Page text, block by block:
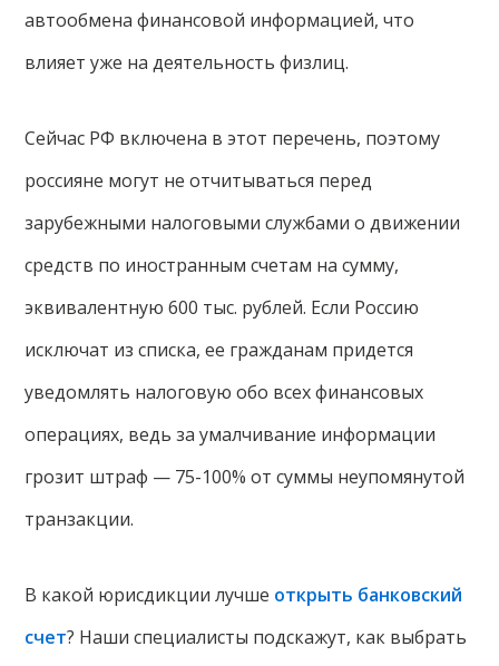
автообмена финансовой информацией, что
влияет уже на деятельность физлиц.
Сейчас РФ включена в этот перечень, поэтому
россияне могут не отчитываться перед
зарубежными налоговыми службами о движении
средств по иностранным счетам на сумму,
эквивалентную 600 тыс. рублей. Если Россию
исключат из списка, ее гражданам придется
уведомлять налоговую обо всех финансовых
операциях, ведь за умалчивание информации
грозит штраф — 75-100% от суммы неупомянутой
транзакции.
В какой юрисдикции лучше открыть банковский
счет? Наши специалисты подскажут, как выбрать